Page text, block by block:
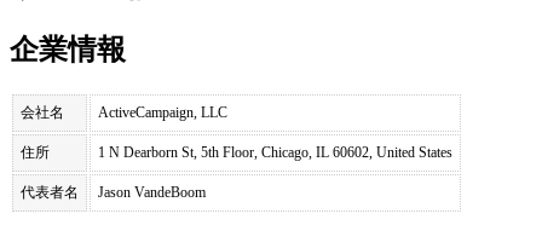
企業情報
会社名 ActiveCampaign, LLC
住所 1 N Dearborn St, 5th Floor, Chicago, IL 60602, United States
代表者名 Jason VandeBoom